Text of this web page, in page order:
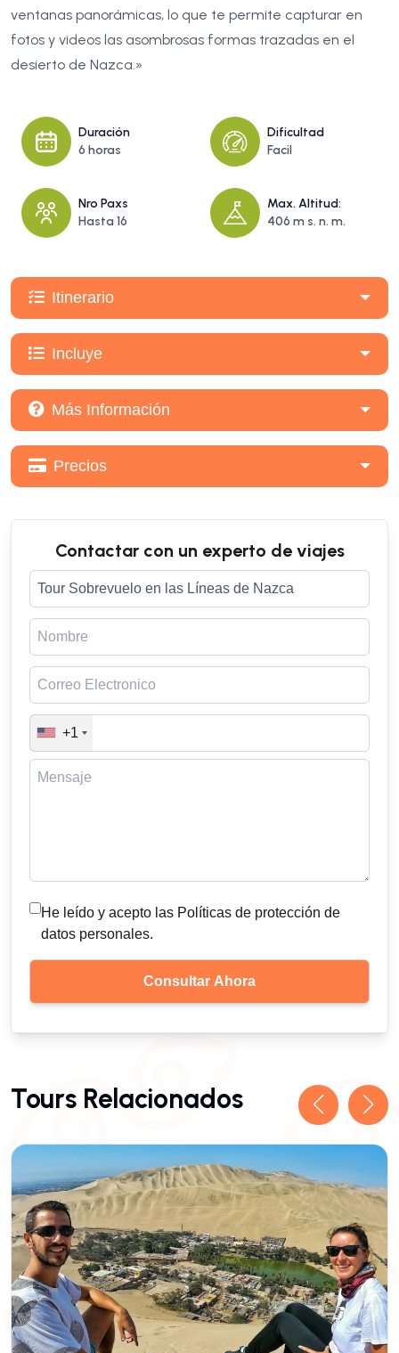
ventanas panorámicas, lo que te permite capturar en
fotos y videos las asombrosas formas trazadas en el
desierto de Nazca.»
Duración
6 horas
Dificultad
Facil
Nro Paxs
Hasta 16
Max. Altitud:
406 m s. n. m.
Itinerario
Incluye
Más Información
Precios
Contactar con un experto de viajes
+1
He leído y acepto las Políticas de protección de
datos personales.
Tours Relacionados